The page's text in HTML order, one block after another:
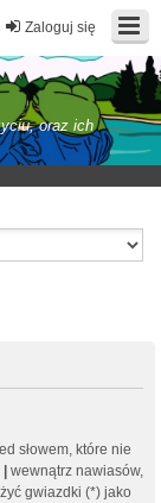
Zaloguj się
oraz ich
słowem, które nie
| wewnątrz nawiasów,
gwiazdki (*) jako